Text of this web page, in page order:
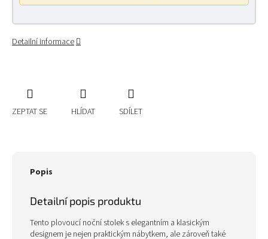
Detailní informace
ZEPTAT SE HLÍDAT SDÍLET
Popis
Detailní popis produktu
Tento plovoucí noční stolek s elegantním a klasickým
designem je nejen praktickým nábytkem, ale zároveň také